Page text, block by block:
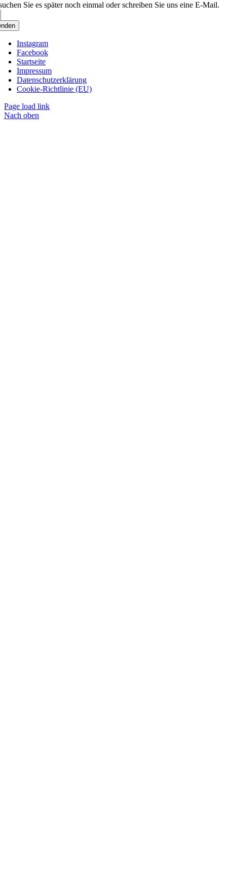
Sie es später noch einmal oder schreiben Sie uns eine E-Mail.
Instagram
Facebook
Startseite
Impressum
Datenschutzerklärung
Cookie-Richtlinie (EU)
Page load link
Nach oben